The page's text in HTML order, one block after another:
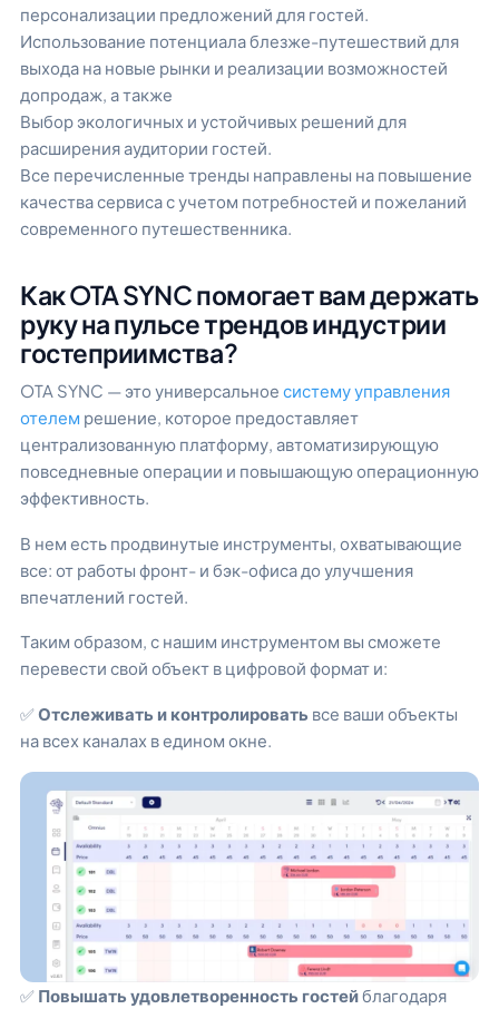
персонализации предложений для гостей.
Использование потенциала блезже-путешествий для
выхода на новые рынки и реализации возможностей
допродаж, а также
Выбор экологичных и устойчивых решений для
расширения аудитории гостей.
Все перечисленные тренды направлены на повышение
качества сервиса с учетом потребностей и пожеланий
современного путешественника.
Как OTA SYNC помогает вам держать
руку на пульсе трендов индустрии
гостеприимства?
OTA SYNC — это универсальное систему управления
отелем решение, которое предоставляет
централизованную платформу, автоматизирующую
повседневные операции и повышающую операционную
эффективность.
В нем есть продвинутые инструменты, охватывающие
все: от работы фронт- и бэк-офиса до улучшения
впечатлений гостей.
Таким образом, с нашим инструментом вы сможете
перевести свой объект в цифровой формат и:
✅Отслеживать и контролировать все ваши объекты
на всех каналах в едином окне.
✅ Повышать удовлетворенность гостейблагодаря